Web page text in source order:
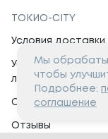
ТОКИО-CITY
Условия доставки
Условия
лояльности
Сертификаты
Отзывы
Мы
чтобы
Подробнее:
соглашение